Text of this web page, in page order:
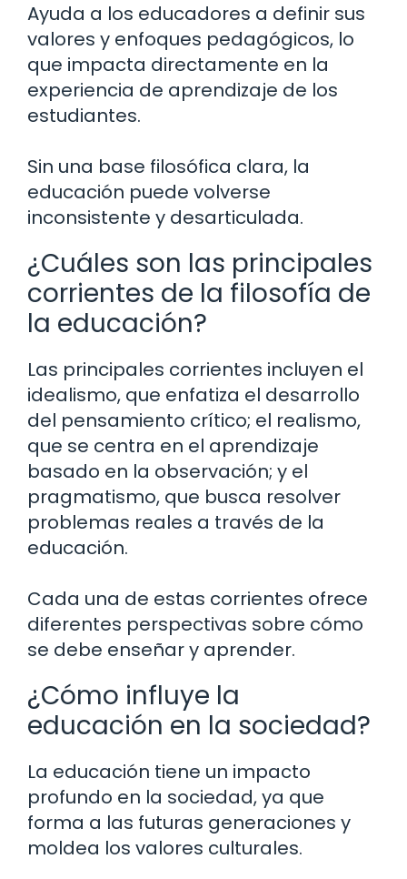
Ayuda a los educadores a definir sus
valores y enfoques pedagógicos, lo
que impacta directamente en la
experiencia de aprendizaje de los
estudiantes.
Sin una base filosófica clara, la
educación puede volverse
inconsistente y desarticulada.
¿Cuáles son las principales
corrientes de la filosofía de
la educación?
Las principales corrientes incluyen el
idealismo, que enfatiza el desarrollo
del pensamiento crítico; el realismo,
que se centra en el aprendizaje
basado en la observación; y el
pragmatismo, que busca resolver
problemas reales a través de la
educación.
Cada una de estas corrientes ofrece
diferentes perspectivas sobre cómo
se debe enseñar y aprender.
¿Cómo influye la
educación en la sociedad?
La educación tiene un impacto
profundo en la sociedad, ya que
forma a las futuras generaciones y
moldea los valores culturales.